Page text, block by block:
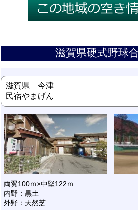
滋賀県硬式野球
滋賀県 今津
民宿やまげん
両翼100ｍ×中堅122ｍ
内野：黒土
外野：天然芝